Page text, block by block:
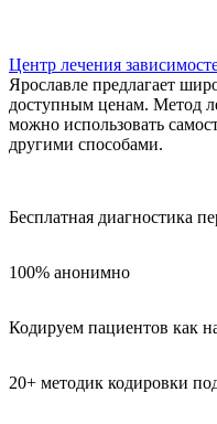
Центр лечения
Ярославле предлагает
доступным ценам. Метод
можно использовать
другими способами.
Бесплатная диагностика
100% анонимно
Кодируем пациентов как
20+ методик кодировки